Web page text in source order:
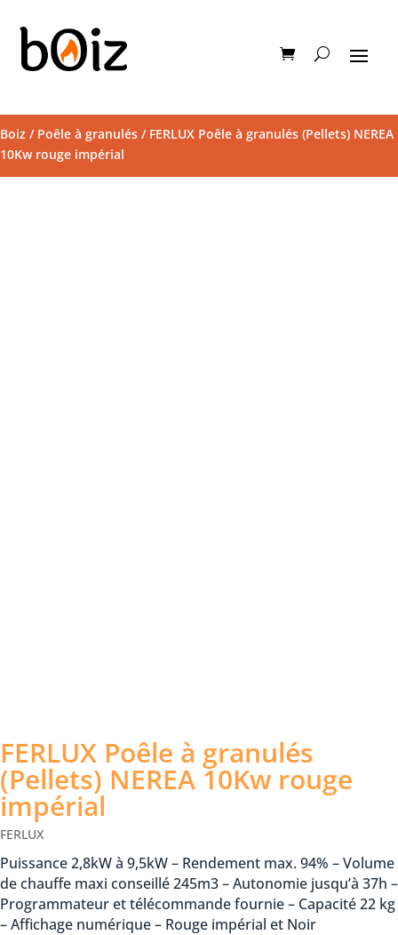
Boiz / Poêle à granulés / FERLUX Poêle à granulés (Pellets) NEREA
10Kw rouge impérial
FERLUX Poêle à granulés
(Pellets) NEREA 10Kw rouge
impérial
FERLUX
Puissance 2,8kW à 9,5kW – Rendement max. 94% – Volume
de chauffe maxi conseillé 245m3 – Autonomie jusqu’à 37h –
Programmateur et télécommande fournie – Capacité 22 kg
– Affichage numérique – Rouge impérial et Noir